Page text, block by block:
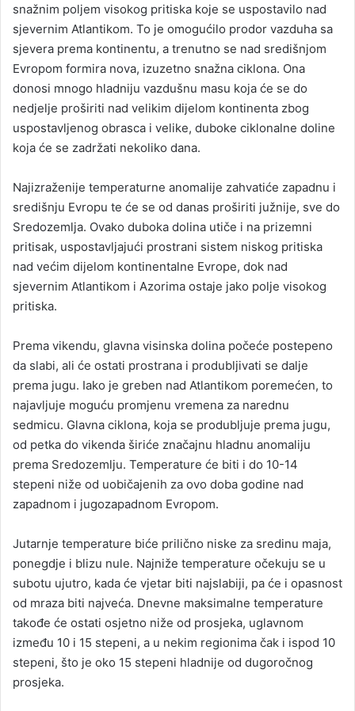
snažnim poljem visokog pritiska koje se uspostavilo nad
sjevernim Atlantikom. To je omogućilo prodor vazduha sa
sjevera prema kontinentu, a trenutno se nad središnjom
Evropom formira nova, izuzetno snažna ciklona. Ona
donosi mnogo hladniju vazdušnu masu koja će se do
nedjelje proširiti nad velikim dijelom kontinenta zbog
uspostavljenog obrasca i velike, duboke ciklonalne doline
koja će se zadržati nekoliko dana.
Najizraženije temperaturne anomalije zahvatiće zapadnu i
središnju Evropu te će se od danas proširiti južnije, sve do
Sredozemlja. Ovako duboka dolina utiče i na prizemni
pritisak, uspostavljajući prostrani sistem niskog pritiska
nad većim dijelom kontinentalne Evrope, dok nad
sjevernim Atlantikom i Azorima ostaje jako polje visokog
pritiska.
Prema vikendu, glavna visinska dolina počeće postepeno
da slabi, ali će ostati prostrana i produbljivati se dalje
prema jugu. Iako je greben nad Atlantikom poremećen, to
najavljuje moguću promjenu vremena za narednu
sedmicu. Glavna ciklona, koja se produbljuje prema jugu,
od petka do vikenda širiće značajnu hladnu anomaliju
prema Sredozemlju. Temperature će biti i do 10-14
stepeni niže od uobičajenih za ovo doba godine nad
zapadnom i jugozapadnom Evropom.
Jutarnje temperature biće prilično niske za sredinu maja,
ponegdje i blizu nule. Najniže temperature očekuju se u
subotu ujutro, kada će vjetar biti najslabiji, pa će i opasnost
od mraza biti najveća. Dnevne maksimalne temperature
takođe će ostati osjetno niže od prosjeka, uglavnom
između 10 i 15 stepeni, a u nekim regionima čak i ispod 10
stepeni, što je oko 15 stepeni hladnije od dugoročnog
prosjeka.